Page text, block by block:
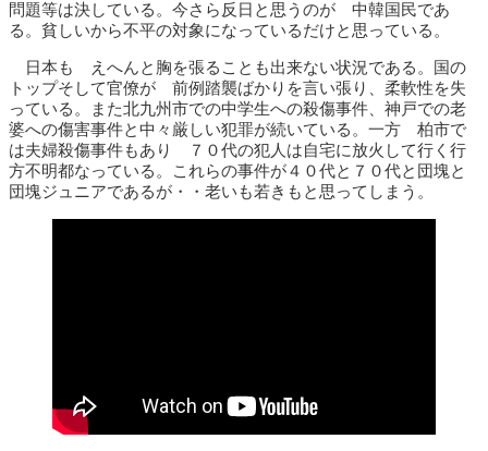
問題等は決している。今さら反日と思うのが 中韓国民であ
る。貧しいから不平の対象になっているだけと思っている。
日本も えへんと胸を張ることも出来ない状況である。国の
トップそして官僚が 前例踏襲ばかりを言い張り、柔軟性を失
っている。また北九州市での中学生への殺傷事件、神戸での老
婆への傷害事件と中々厳しい犯罪が続いている。一方 柏市で
は夫婦殺傷事件もあり ７０代の犯人は自宅に放火して行く行
方不明都なっている。これらの事件が４０代と７０代と団塊と
団塊ジュニアであるが・・老いも若きもと思ってしまう。